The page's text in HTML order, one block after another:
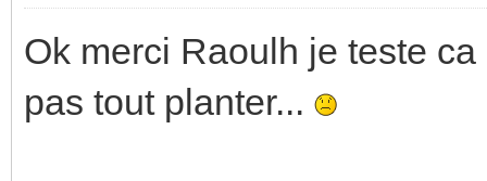
Ok merci Raoulh je teste
pas tout planter...